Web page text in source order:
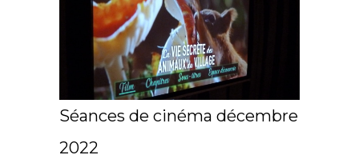
Séances de cinéma décembre
2022